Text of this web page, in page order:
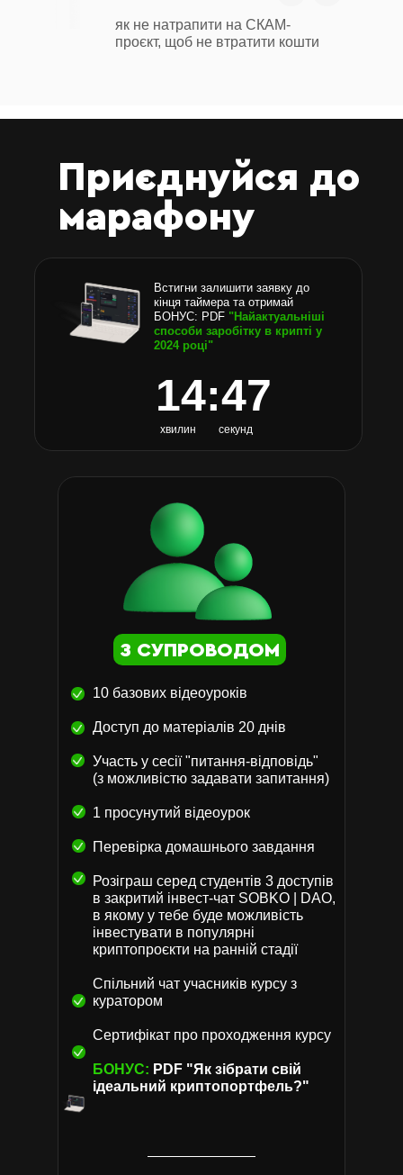
Урок 8
на TradingView. Рівні підтримки.
Робота з ліквідністю.
• Аналітика по монетах
CoinGecko, CoinMarketCap,
календар новин.
Від злому гаманця, біржі
• Від СКАМ-проєктів
• Від банкрутства криптобірж
• Від замороження активів
• Інвестування в рамках закону
й оподаткування
Як сформувати інформаційне поле, яке
буде давати корисну інформацію, а не
заплутувати ще більше.
• За якими телеграм-каналами стежити?
Де ще? Твітер, Ютуб.
• Як відрізнити шкідливу інформацію від
монети?
Крипто
Як вберегти свої
кошти?
як не натрапити на СКАМ-
проєкт, щоб не втратити кошти
Приєднуйся до
марафону
Встигни залишити заявку до
кінця таймера та отримай
БОНУС: PDF "Найактуальніші
способи заробітку в крипті у
2024 році"
секунд
хвилин
14:46
10 базових відеоуроків
Доступ до матеріалів 20 днів
Участь у сесії "питання-відповідь"
(з можливістю задавати запитання)
1 просунутий відеоурок
Перевірка домашнього завдання
Розіграш серед студентів 3 доступів
в закритий інвест-чат SOBKO | DAO,
в якому у тебе буде можливість
інвестувати в популярні
криптопроєкти на ранній стадії
Спільний чат учасників курсу з
куратором
Сертифікат про проходження курсу
БОНУС: PDF "Як зібрати свій
ідеальний криптопортфель?"
З СУПРОВОДОМ